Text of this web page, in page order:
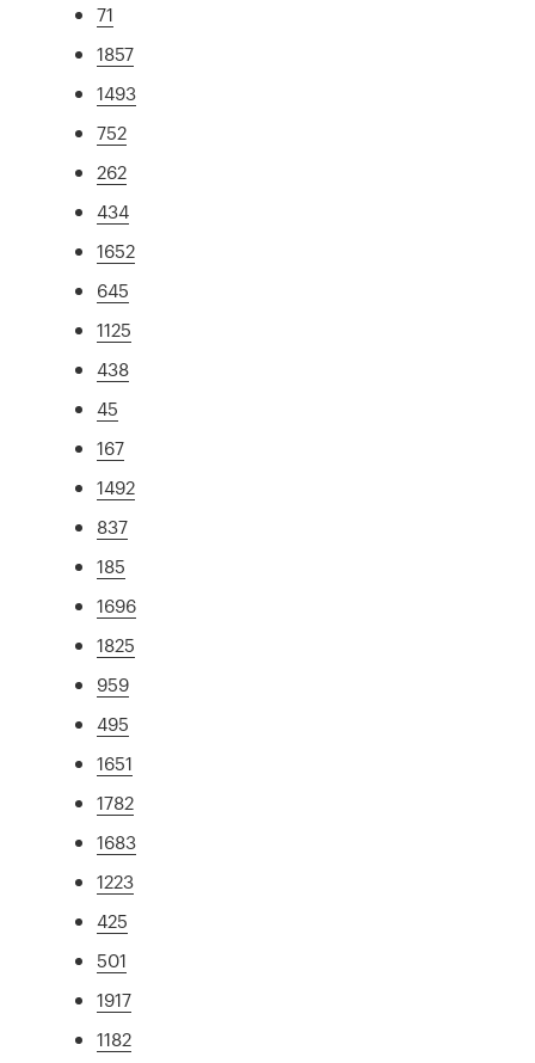
71
1857
1493
752
262
434
1652
645
1125
438
45
167
1492
837
185
1696
1825
959
495
1651
1782
1683
1223
425
501
1917
1182